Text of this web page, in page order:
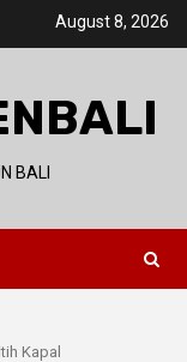
August 8, 2026
BALI
Kapal